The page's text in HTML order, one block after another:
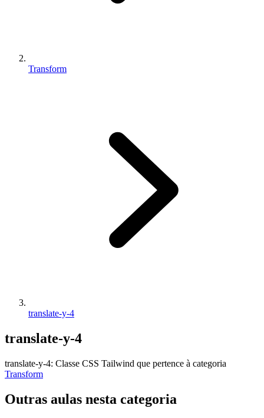
Transform
translate-y-4
translate-y-4
translate-y-4: Classe CSS Tailwind que pertence à categoria
Transform
Outras aulas nesta categoria